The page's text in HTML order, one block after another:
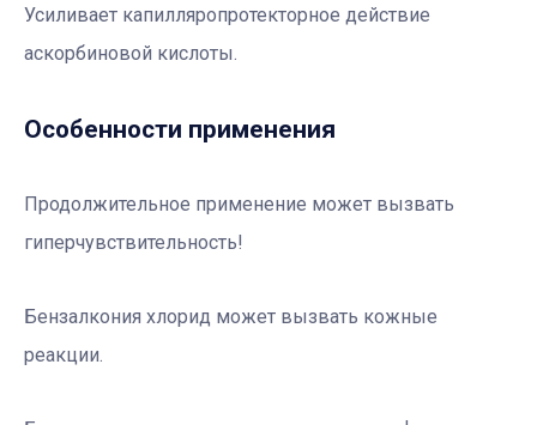
Усиливает капилляропротекторное действие
аскорбиновой кислоты.
Особенности применения
Продолжительное применение может вызвать
гиперчувствительность!
Бензалкония хлорид может вызвать кожные
реакции.